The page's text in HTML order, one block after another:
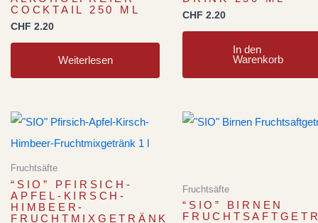
COCKTAIL 250 ML
CHF 2.20
Weiterlesen
CHF 2.20
In den
Warenkorb
Fruchtsäfte
“SIO” PFIRSICH-
APFEL-KIRSCH-
HIMBEER-
FRUCHTMIXGETRÄNK
Fruchtsäfte
“SIO” BIRNEN